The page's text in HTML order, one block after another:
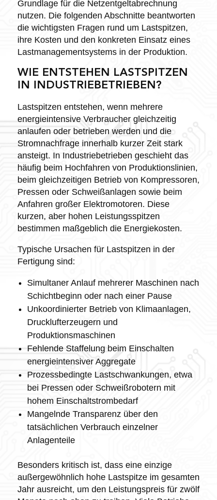
Grundlage für die Netzentgeltabrechnung
nutzen. Die folgenden Abschnitte beantworten
die wichtigsten Fragen rund um Lastspitzen,
ihre Kosten und den konkreten Einsatz eines
Lastmanagementsystems in der Produktion.
WIE ENTSTEHEN LASTSPITZEN
IN INDUSTRIEBETRIEBEN?
Lastspitzen entstehen, wenn mehrere
energieintensive Verbraucher gleichzeitig
anlaufen oder betrieben werden und die
Stromnachfrage innerhalb kurzer Zeit stark
ansteigt. In Industriebetrieben geschieht das
häufig beim Hochfahren von Produktionslinien,
beim gleichzeitigen Betrieb von Kompressoren,
Pressen oder Schweißanlagen sowie beim
Anfahren großer Elektromotoren. Diese
kurzen, aber hohen Leistungsspitzen
bestimmen maßgeblich die Energiekosten.
Typische Ursachen für Lastspitzen in der
Fertigung sind:
Simultaner Anlauf mehrerer Maschinen nach
Schichtbeginn oder nach einer Pause
Unkoordinierter Betrieb von Klimaanlagen,
Drucklufterzeugern und
Produktionsmaschinen
Fehlende Staffelung beim Einschalten
energieintensiver Aggregate
Prozessbedingte Lastschwankungen, etwa
bei Pressen oder Schweißrobotern mit
hohem Einschaltstrombedarf
Mangelnde Transparenz über den
tatsächlichen Verbrauch einzelner
Anlagenteile
Besonders kritisch ist, dass eine einzige
außergewöhnlich hohe Lastspitze im gesamten
Jahr ausreicht, um den Leistungspreis für zwölf